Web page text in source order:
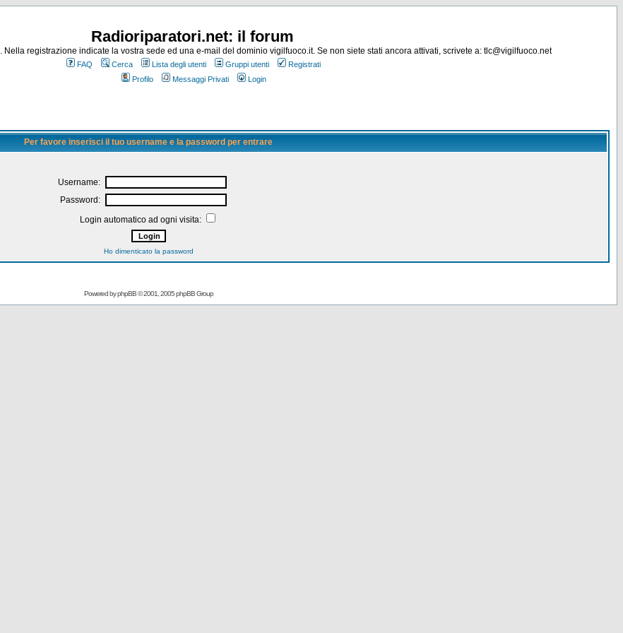
Radioriparatori.net: il forum
. Nella registrazione indicate la vostra sede ed una e-mail del dominio vigilfuoco.it. Se non siete stati ancora attivati, scrivete a: tlc@vigilfuoco.net
FAQ Cerca Lista degli utenti Gruppi utenti
Registrati
Profilo
Messaggi Privati Login
Per favore inserisci il tuo username e la password per entrare
Username:
Password:
Login automatico ad ogni visita:
Ho dimenticato la password
Powered byphpBB© 2001, 2005 phpBB Group